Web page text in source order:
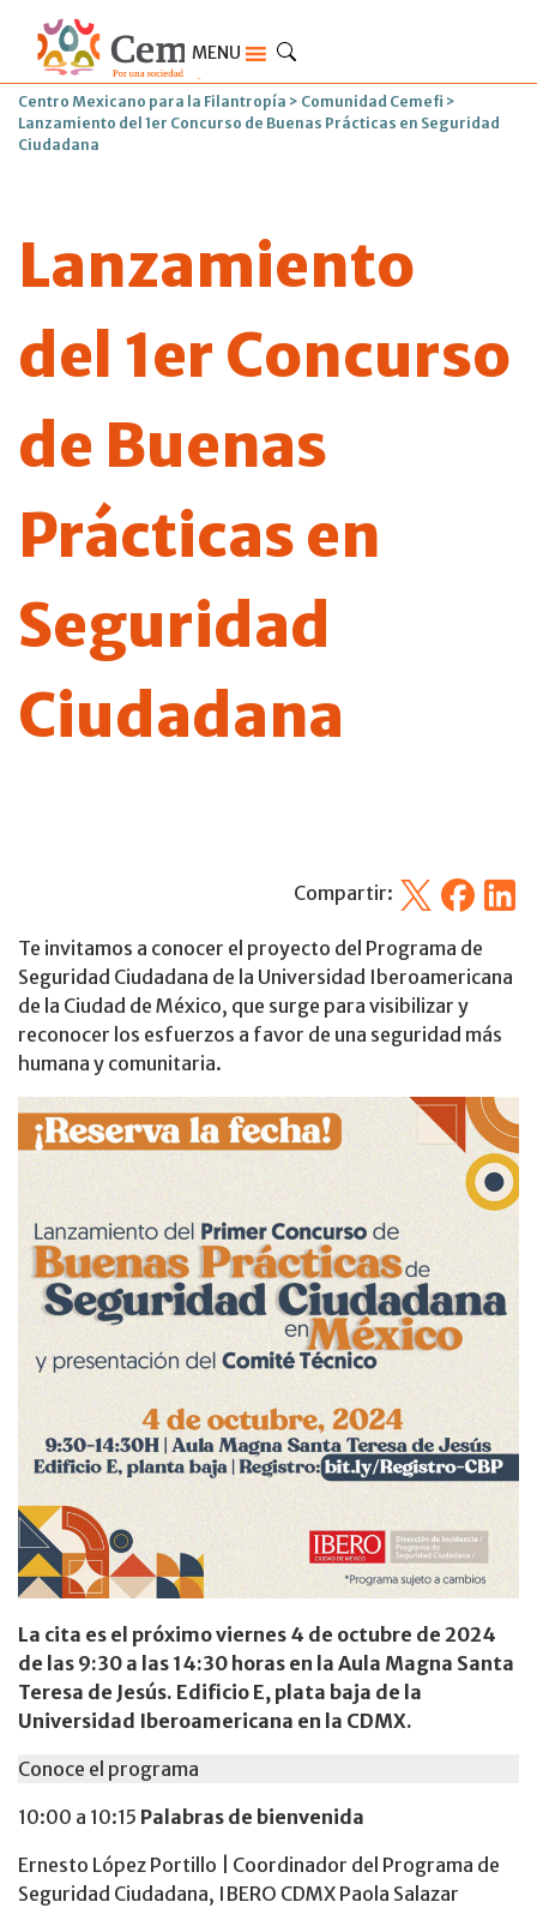
MENU
Centro Mexicano para la Filantropía > Comunidad Cemefi >
Lanzamiento del 1er Concurso de Buenas Prácticas en Seguridad
Ciudadana
Lanzamiento
del 1er Concurso
de Buenas
Prácticas en
Seguridad
Ciudadana
Compartir: X Facebook
Te invitamos a conocer el proyecto del Programa de
Seguridad Ciudadana de la Universidad Iberoamericana
de la Ciudad de México, que surge para visibilizar y
reconocer los esfuerzos a favor de una seguridad más
humana y comunitaria.
La cita es el próximo viernes 4 de octubre de 2024
de las 9:30 a las 14:30 horas en la Aula Magna Santa
Teresa de Jesús. Edificio E, plata baja de la
Universidad Iberoamericana en la CDMX.
Conoce el programa
10:00 a 10:15 Palabras de bienvenida
Ernesto López Portillo | Coordinador del Programa de
Seguridad Ciudadana, IBERO CDMX Paola Salazar